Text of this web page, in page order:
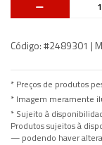
Código:#2489301 |
* Preços de produtos
* Imagem meramente
* Sujeito à
Produtos sujeitos à
— podendo haver